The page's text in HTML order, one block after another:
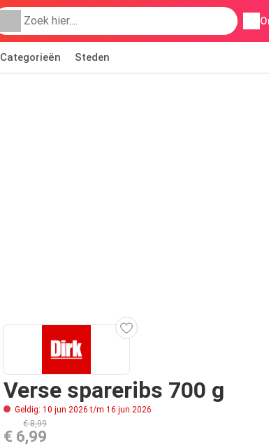
Categorieën Steden
Verse spareribs 700 g
Geldig: 10 jun 2026 t/m 16 jun 2026
€ 8,99
€ 6,99